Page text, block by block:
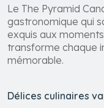
Le The Pyramid
gastronomique qui
exquis aux
transforme chaque
mémorable.
Délices culinaires